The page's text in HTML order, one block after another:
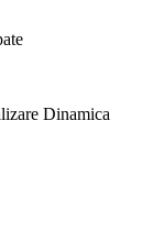
Dinamica